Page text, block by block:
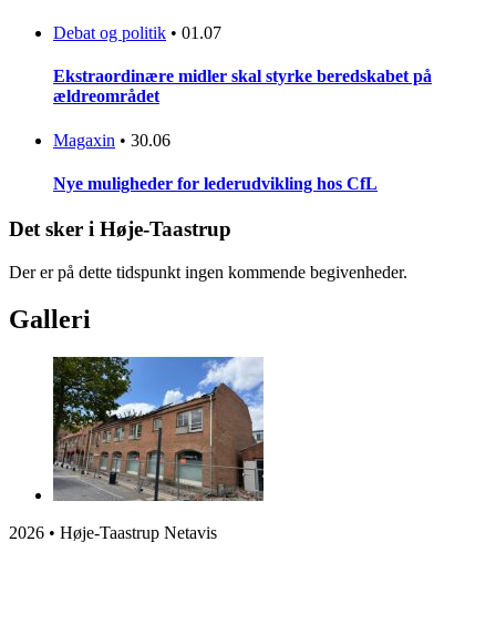
Debat og politik • 01.07
Ekstraordinære midler skal styrke beredskabet på
ældreområdet
Magaxin • 30.06
Nye muligheder for lederudvikling hos CfL
Det sker i Høje-Taastrup
Der er på dette tidspunkt ingen kommende begivenheder.
Galleri
2026 • Høje-Taastrup Netavis